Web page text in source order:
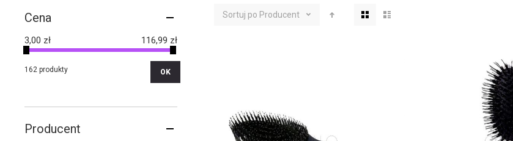
Sortuj po Producent
Zobacz
jako
Cena
3,00 zł 116,99 zł
162 produkty OK
Producent